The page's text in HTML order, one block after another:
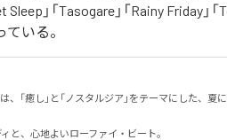
」「Tasogare」「Rainy Friday」「
ている。
「癒し」と「ノスタルジア」をテーマにした、夏
と、心地よいローファイ・ビート。